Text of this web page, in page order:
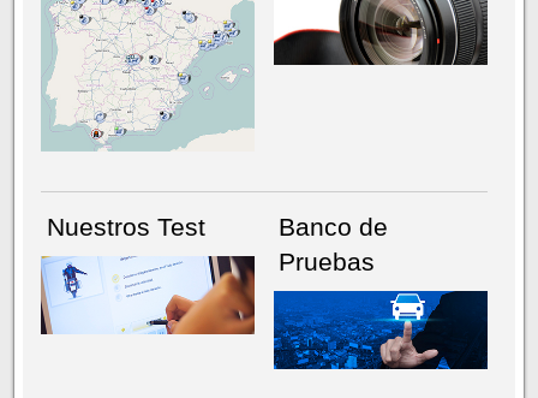
NÚMERO ACTUALHEMEROTECA
Nuestros Test
Banco de
Pruebas